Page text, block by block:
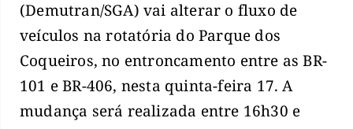
(Demutran/SGA) vai alterar o fluxo de
veículos na rotatória do Parque dos
Coqueiros, no entroncamento entre as BR-
101 e BR-406, nesta quinta-feira 17. A
mudança será realizada entre 16h30 e